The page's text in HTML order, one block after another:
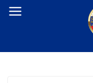
Перейти